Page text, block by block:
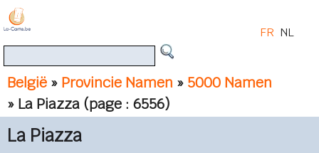
België » Provincie Namen » 5000 Namen
» La Piazza (page : 6556)
FR NL
La Piazza